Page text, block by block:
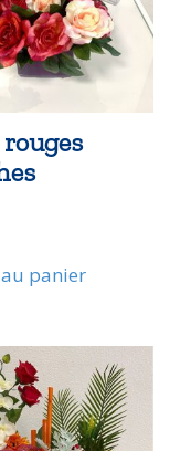
rouges
panier